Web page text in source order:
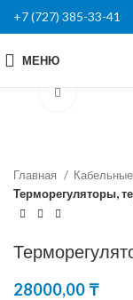
+7 (727) 385-33-41
МЕНЮ
Главная
Терморегуляторы,
28000,00₸